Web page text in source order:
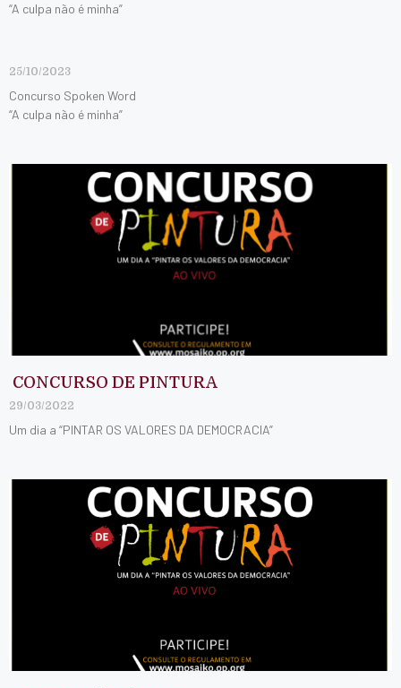
“A culpa não é minha”
25/10/2023
Concurso Spoken Word
“A culpa não é minha”
CONCURSO DE PINTURA
29/03/2022
Um dia a “PINTAR OS VALORES DA DEMOCRACIA”